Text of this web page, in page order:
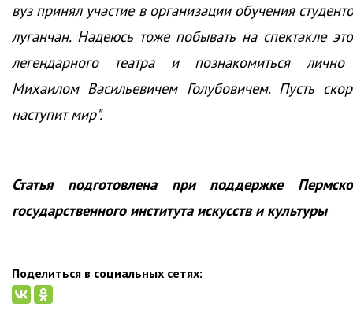
вуз принял участие в организации обучения
луганчан. Надеюсь тоже побывать на спектакле
легендарного театра и познакомиться
Михаилом Васильевичем Голубовичем. Пусть
наступит мир".
Статья подготовлена при поддержке
государственного института искусств и культуры
Поделиться в социальных сетях: